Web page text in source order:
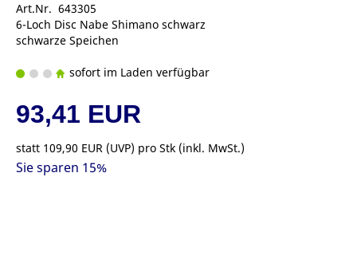
Art.Nr. 643305
6-Loch Disc Nabe Shimano schwarz
schwarze Speichen
sofort im Laden verfügbar
93,41 EUR
statt 109,90 EUR (UVP) pro Stk (inkl. MwSt.)
Sie sparen 15%